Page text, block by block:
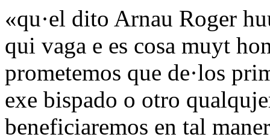
«qu·el dito Arnau Roger
qui vaga e es cosa muyt
prometemos que de·los
exe bispado o otro
beneficiaremos en tal